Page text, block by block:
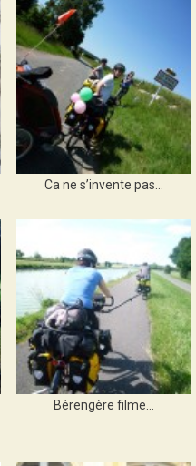
Ca ne s’invente pas…
Bérengère filme…